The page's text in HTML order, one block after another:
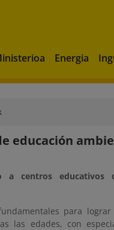
Energia
educación
a centros
para
las edades, con